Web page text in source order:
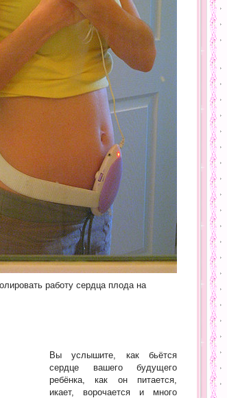
работу сердца плода на
Вы услышите, как бьётся
сердце вашего будущего
ребёнка, как он питается,
икает, ворочается и много